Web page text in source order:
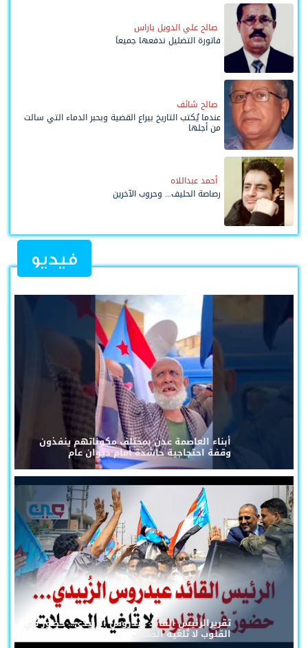
صالح علي الدويل باراس
فاتورة التضليل ندفعها جميعاً
صالح شائف
عندما يُكتب التاريخ بيراع القضية وبحبر الدماء التي سالت
من أجلها
أحمد عبداللاه
رصاصة الحليف... وحروب الآخرين
فيديو
أبناء العاصمة عدن بمختلف مكوناتهم ينفذون
وقفة احتجاجية حاشدة أمام ديوان عام
تقريرالرئيس القائد عيدروس الزُبيدي... حضورٌ في
القلوب لا تُلغيه الحملات